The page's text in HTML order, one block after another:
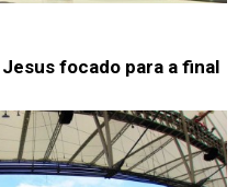
focado para a final